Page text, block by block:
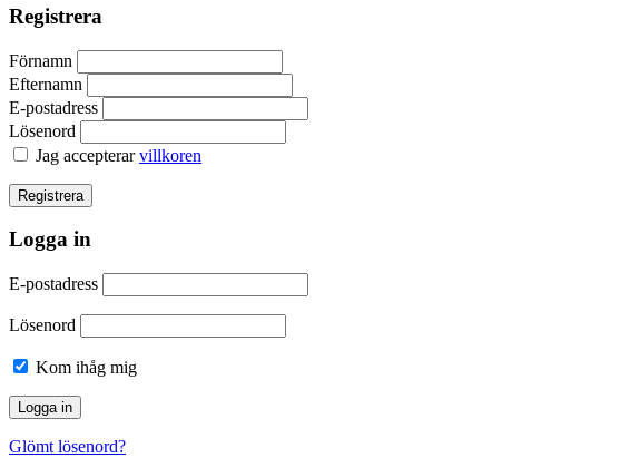
Registrera
Förnamn
Efternamn
E-postadress
Lösenord
Jag accepterarvillkoren
Logga in
E-postadress
Lösenord
Kom ihåg mig
Glömt lösenord?